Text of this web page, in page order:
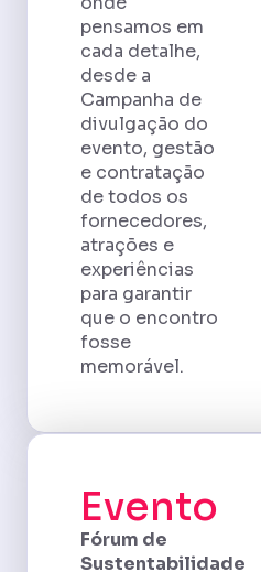
pensamos em
cada detalhe,
desde a
Campanha de
divulgação do
evento, gestão
e contratação
de todos os
fornecedores,
atrações e
experiências
para garantir
que o encontro
fosse
memorável.
Evento
Fórum de
Sustentabilidade